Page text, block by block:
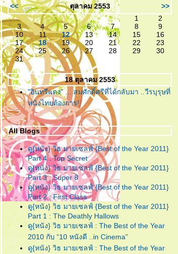
เหลืออะไรจะเสีย!
"ห้องตรงข้าม หัวใจตรงกัน"
...
(หนังสั้น)แบบตัวเต็ม ที่ไม่มีอะไร
มากมาย แต่ก็ยังมีความจริงใจ!
"ห้องตรงข้าม หัวใจตรงกัน"...
กับตัวอย่างน้ำจิ้ม ของหนังสั้นที่
คงจะมีอะไรๆอยู่ในนั้น
"อินทรีแดง"... สมศักดิ์ศรีที่ได้
กลับมา ..วีรบุรุษที่หนังไท
ต้องการ!
"ชั่วฟ้าดินสลาย"... เมื่อคำ “รัก”
มีค่าเท่าคำว่า “ร้าย” คงทำลายคน
ทั้งหลายให้วายวอด
"Resident Evil : Afterlife"
สงครามยังไม่จบ ยังต้องนับศพ
ซอมบี้จนเบื่อกันไปข้าง!!
"Lula : Twist"
... เพลงฟังชวน
เพลิน จากคนเพลินๆ ที่ชื่อ 'ลุลา'
<< ตุลาคม 2553
>>
1
2
3
4 5 6 7 8
9
10
11 12 13 14 15
16
17
18 19 20 21 22
23
24
25 26 27 28 29
30
31
18 ตุลาคม 2553
"อินทรีแดง" ... สมศักดิ์ศรีที่ได้กลับมา ..วีรบุรุษที่
หนังไทยต้องการ!
All Blogs
ดู{หนัง} วิธ มายเซลฟ์ {Best of the Year 2011}
Part 4 : Top Secret
ดู{หนัง} วิธ มายเซลฟ์ {Best of the Year 2011}
Part 3 : Super 8
ดู{หนัง} วิธ มายเซลฟ์ {Best of the Year 2011}
Part 2 : First Class
ดู{หนัง} วิธ มายเซลฟ์ {Best of the Year 2011}
Part 1 : The Deathly Hallows
ดู{หนัง} วิธ มายเซลฟ์ : The Best of the Year
2010 กับ “10 หนังดี ..in Cinema”
ดู{หนัง} วิธ มายเซลฟ์ : The Best of the Year